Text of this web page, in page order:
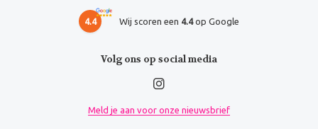
4.4 Wij scoren een 4.4op Google
Volg ons op social media
Meld je aan voor onze nieuwsbrief